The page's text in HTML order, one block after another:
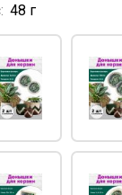
48 г